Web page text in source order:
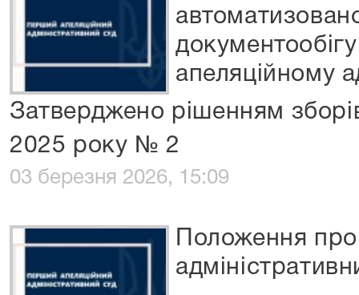
апеляційному
Затверджено рішенням
2025 року № 2
03 березня 2026, 15:09
Положення